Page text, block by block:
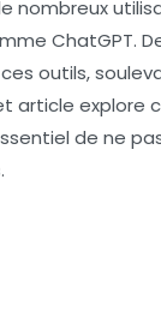
nombreux
ChatGPT.
outils,
article explore
de ne